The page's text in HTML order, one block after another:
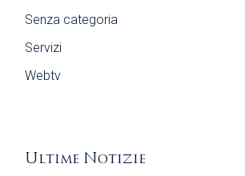
Senza categoria
Servizi
Webtv
Ultime Notizie